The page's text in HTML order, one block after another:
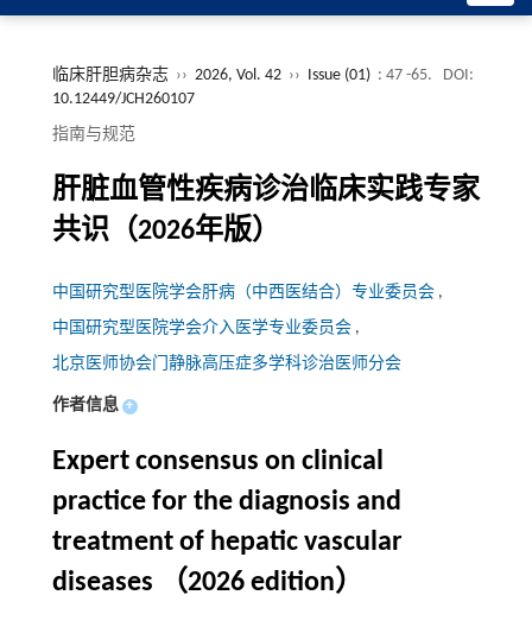
临床肝胆病杂志 ›› 2026, Vol. 42 ›› Issue (01) : 47 -65.
DOI:
10.12449/JCH260107
指南与规范
肝脏血管性疾病诊治临床实践专家
共识（2026年版）
中国研究型医院学会肝病（中西医结合）专业委员会 ,
中国研究型医院学会介入医学专业委员会 ,
北京医师协会门静脉高压症多学科诊治医师分会
作者信息 +
Expert consensus on clinical
practice for the diagnosis and
treatment of hepatic vascular
diseases （2026 edition）